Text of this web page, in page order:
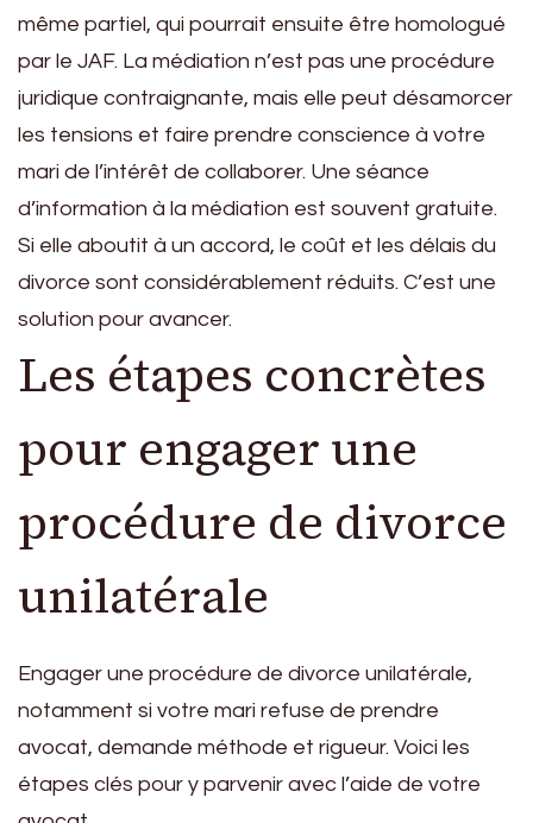
même partiel, qui pourrait ensuite être homologué
par le JAF. La médiation n’est pas une procédure
juridique contraignante, mais elle peut désamorcer
les tensions et faire prendre conscience à votre
mari de l’intérêt de collaborer. Une séance
d’information à la médiation est souvent gratuite.
Si elle aboutit à un accord, le coût et les délais du
divorce sont considérablement réduits. C’est une
solution pour avancer.
Les étapes concrètes
pour engager une
procédure de divorce
unilatérale
Engager une procédure de divorce unilatérale,
notamment si votre mari refuse de prendre
avocat, demande méthode et rigueur. Voici les
étapes clés pour y parvenir avec l’aide de votre